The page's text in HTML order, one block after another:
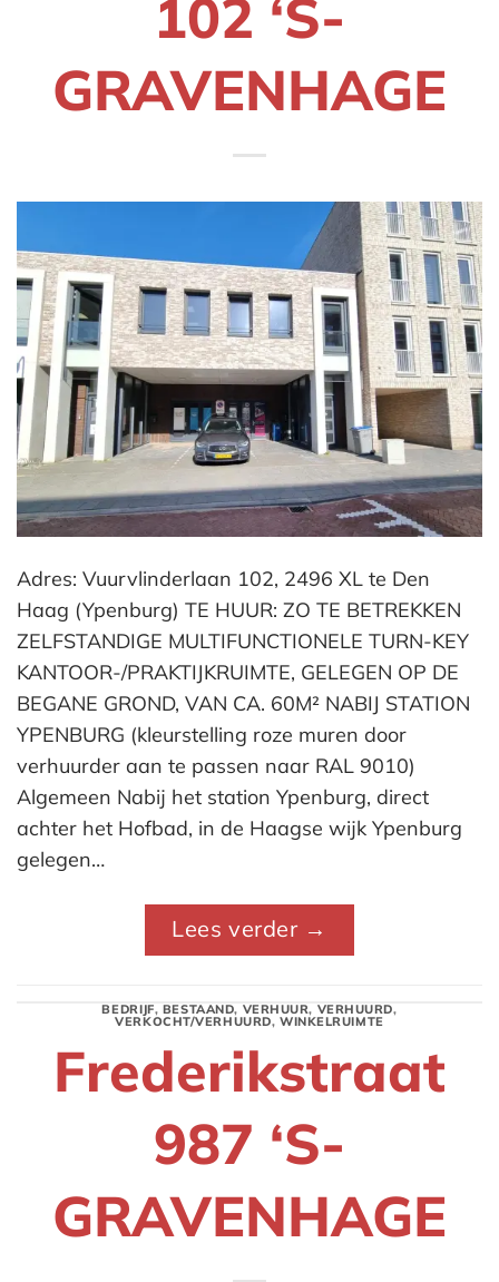
102 ‘S-
GRAVENHAGE
Adres: Vuurvlinderlaan 102, 2496 XL te Den
Haag (Ypenburg) TE HUUR: ZO TE BETREKKEN
ZELFSTANDIGE MULTIFUNCTIONELE TURN-KEY
KANTOOR-/PRAKTIJKRUIMTE, GELEGEN OP DE
BEGANE GROND, VAN CA. 60M² NABIJ STATION
YPENBURG (kleurstelling roze muren door
verhuurder aan te passen naar RAL 9010)
Algemeen Nabij het station Ypenburg, direct
achter het Hofbad, in de Haagse wijk Ypenburg
gelegen…
Lees verder →
BEDRIJF, BESTAAND, VERHUUR, VERHUURD,
VERKOCHT/VERHUURD, WINKELRUIMTE
Frederikstraat
987 ‘S-
GRAVENHAGE